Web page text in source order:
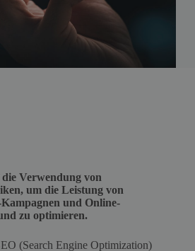
Verwendung von
um die Leistung von
und Online-
zu optimieren.
(Search Engine Optimization)